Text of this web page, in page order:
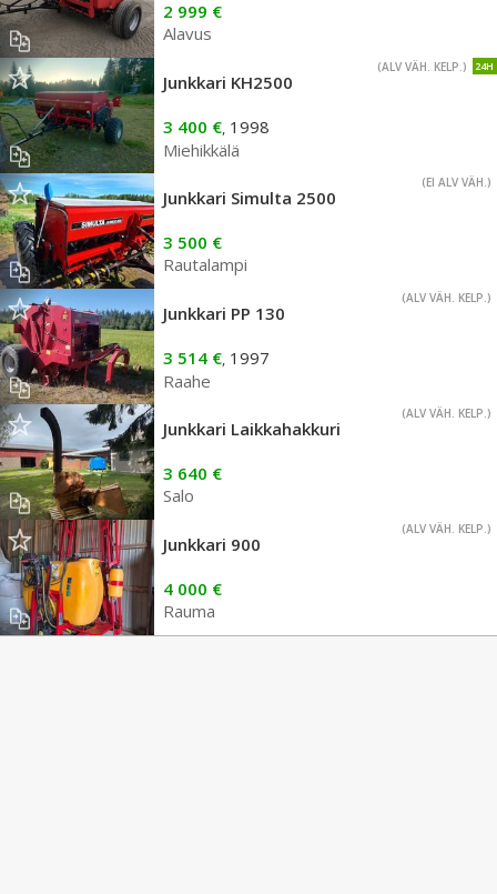
2 999 €
Alavus
24H
(ALV VÄH. KELP.)
Junkkari KH2500
3 400 €, 1998
Miehikkälä
(EI ALV VÄH.)
Junkkari Simulta 2500
3 500 €
Rautalampi
(ALV VÄH. KELP.)
Junkkari PP 130
3 514 €, 1997
Raahe
(ALV VÄH. KELP.)
Junkkari Laikkahakkuri
3 640 €
Salo
(ALV VÄH. KELP.)
Junkkari 900
4 000 €
Rauma